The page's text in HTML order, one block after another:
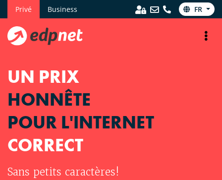
Privé Business FR
UN PRIX
HONNÊTE
POUR L'INTERNET
CORRECT
Sans petits caractères!